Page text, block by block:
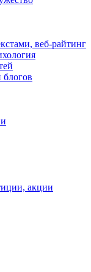
веб-райтинг
блогов
акции